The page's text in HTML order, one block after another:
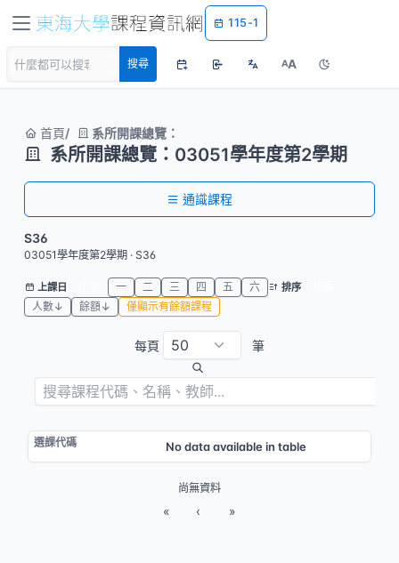
115-1
搜尋 AA
首頁 系所開課總覽：
系所開課總覽：03051學年度第2學期
通識課程
S36
03051學年度第2學期 · S36
上課日 一 二 三 四 五 六 排序
人數↓
餘額↓ 僅顯示有餘額課程
每頁 筆
No data available in table
尚無資料
« ‹ »